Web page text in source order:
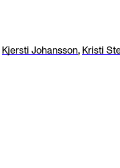
Kjersti Johansson, Kristi